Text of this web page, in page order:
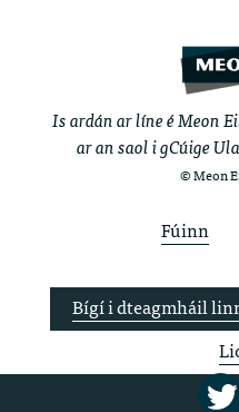
Is ardán ar líne é Meon
ar an saol i gCúige
© Meon
Fúinn
Bígí i dteagmháil